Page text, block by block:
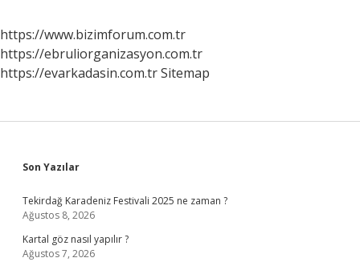
https://www.bizimforum.com.tr
https://ebruliorganizasyon.com.tr
https://evarkadasin.com.trSitemap
Sidebar
Son Yazılar
Tekirdağ Karadeniz Festivali 2025 ne zaman ?
Ağustos 8, 2026
Kartal göz nasıl yapılır ?
Ağustos 7, 2026